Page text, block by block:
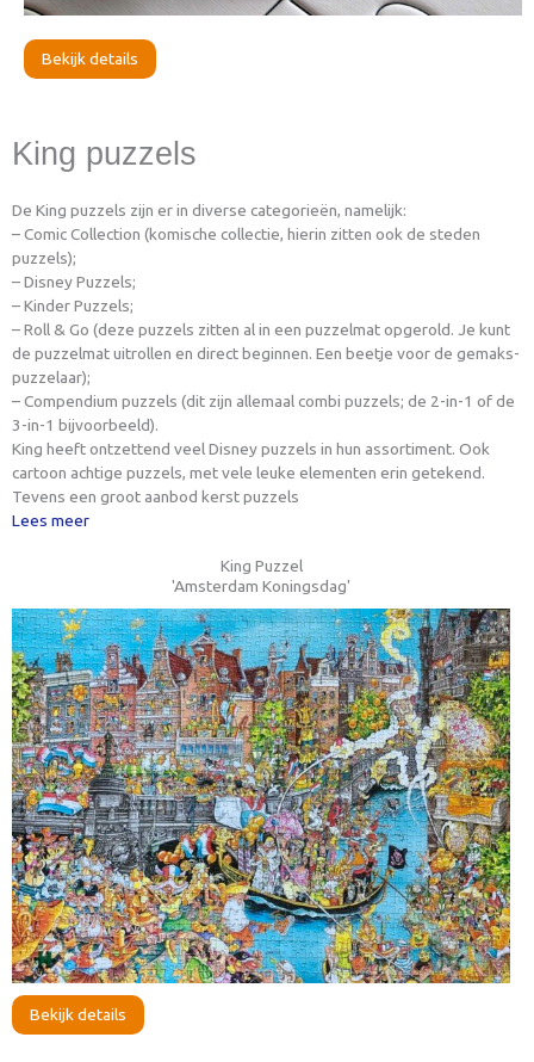
Bekijk details
King puzzels
De King puzzels zijn er in diverse categorieën, namelijk:
– Comic Collection (komische collectie, hierin zitten ook de steden
puzzels);
– Disney Puzzels;
– Kinder Puzzels;
– Roll & Go (deze puzzels zitten al in een puzzelmat opgerold. Je kunt
de puzzelmat uitrollen en direct beginnen. Een beetje voor de gemaks-
puzzelaar);
– Compendium puzzels (dit zijn allemaal combi puzzels; de 2-in-1 of de
3-in-1 bijvoorbeeld).
King heeft ontzettend veel Disney puzzels in hun assortiment. Ook
cartoon achtige puzzels, met vele leuke elementen erin getekend.
Tevens een groot aanbod kerst puzzels
Lees meer
King Puzzel
'Amsterdam Koningsdag'
Bekijk details